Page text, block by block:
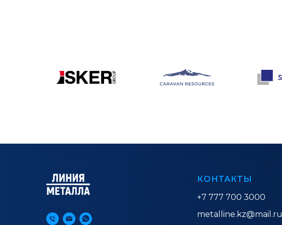
КОНТАКТЫ
+7 777 700 3000
metalline.kz@mail.ru